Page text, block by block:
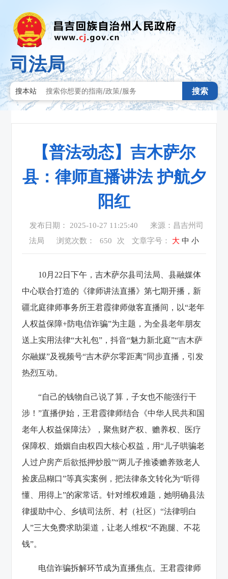
司法局
搜本站 搜索
【普法动态】吉木萨尔
县：律师直播讲法 护航夕
阳红
发布日期： 2025-10-27 11:25:40
来源：昌吉州司
法局
浏览次数： 650 次 文章字号： 大 中 小
10月22日下午，吉木萨尔县司法局、县融媒体
中心联合打造的《律师讲法直播》第七期开播，新
疆北庭律师事务所王君霞律师做客直播间，以“老年
人权益保障+防电信诈骗”为主题，为全县老年朋友
送上实用法律“大礼包”，抖音“魅力新北庭”“吉木萨
尔融媒”及视频号“吉木萨尔零距离”同步直播，引发
热烈互动。
“自己的钱物自己说了算，子女也不能强行干
涉！”直播伊始，王君霞律师结合《中华人民共和国
老年人权益保障法》，聚焦财产权、赡养权、医疗
保障权、婚姻自由权 四大核心权益，用“儿子哄骗老
人过户房产后欲抵押炒股”“两儿子推诿赡养致老人
捡废品糊口”等真实案例，把法律条文转化为“听得
懂、用得上”的家常话。针对维权难题，她明确县法
律援助中心、乡镇司法所、村（社区）“法律明白
人”三大免费求助渠道，让老人维权“不跑腿、不花
钱”。
电信诈骗拆解环节成为直播焦点。王君霞律师